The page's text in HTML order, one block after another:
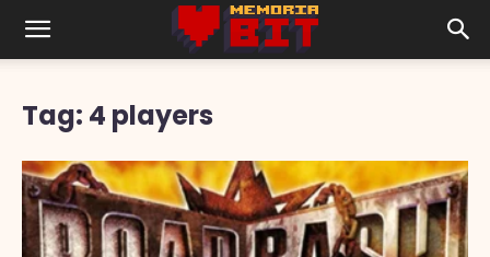
Tag: 4 players